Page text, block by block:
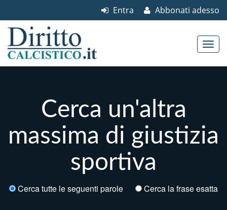
Abbonati adesso
Entra
Cerca un'altra
massima di giustizia
sportiva
Cerca tutte le seguenti parole Cerca la frase esatta